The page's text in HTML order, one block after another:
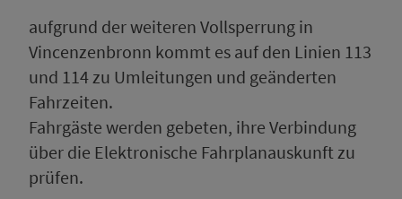
aufgrund der weiteren Vollsperrung in
Vincenzenbronn kommt es auf den Linien 113
und 114 zu Umleitungen und geänderten
Fahrzeiten.
Fahrgäste werden gebeten, ihre Verbindung
über die Elektronische Fahrplanauskunft zu
prüfen.